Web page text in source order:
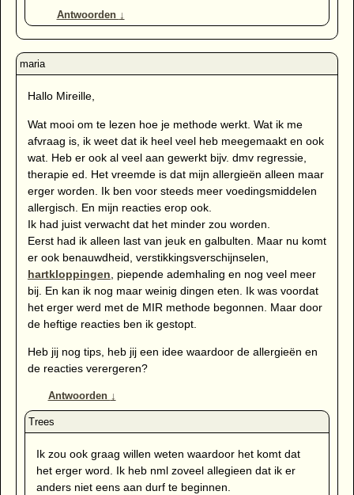
Antwoorden ↓
Hallo Mireille,
Wat mooi om te lezen hoe je methode werkt. Wat ik me
afvraag is, ik weet dat ik heel veel heb meegemaakt en ook
wat. Heb er ook al veel aan gewerkt bijv. dmv regressie,
therapie ed. Het vreemde is dat mijn allergieën alleen maar
erger worden. Ik ben voor steeds meer voedingsmiddelen
allergisch. En mijn reacties erop ook.
Ik had juist verwacht dat het minder zou worden.
Eerst had ik alleen last van jeuk en galbulten. Maar nu komt
er ook benauwdheid, verstikkingsverschijnselen,
hartkloppingen , piepende ademhaling en nog veel meer
bij. En kan ik nog maar weinig dingen eten. Ik was voordat
het erger werd met de MIR methode begonnen. Maar door
de heftige reacties ben ik gestopt.
Heb jij nog tips, heb jij een idee waardoor de allergieën en
de reacties verergeren?
Antwoorden ↓
Ik zou ook graag willen weten waardoor het komt dat
het erger word. Ik heb nml zoveel allegieen dat ik er
anders niet eens aan durf te beginnen.